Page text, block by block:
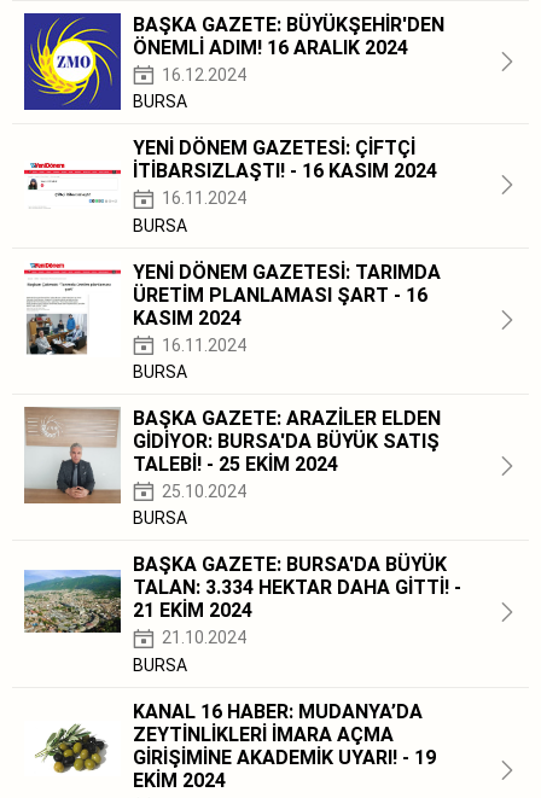
BAŞKA GAZETE: BÜYÜKŞEHİR'DEN
ÖNEMLİ ADIM! 16 ARALIK 2024
16.12.2024
BURSA
YENİ DÖNEM GAZETESİ: ÇİFTÇİ
İTİBARSIZLAŞTI! - 16 KASIM 2024
16.11.2024
BURSA
YENİ DÖNEM GAZETESİ: TARIMDA
ÜRETİM PLANLAMASI ŞART - 16
KASIM 2024
16.11.2024
BURSA
BAŞKA GAZETE: ARAZİLER ELDEN
GİDİYOR: BURSA'DA BÜYÜK SATIŞ
TALEBİ! - 25 EKİM 2024
25.10.2024
BURSA
BAŞKA GAZETE: BURSA'DA BÜYÜK
TALAN: 3.334 HEKTAR DAHA GİTTİ! -
21 EKİM 2024
21.10.2024
BURSA
KANAL 16 HABER: MUDANYA’DA
ZEYTİNLİKLERİ İMARA AÇMA
GİRİŞİMİNE AKADEMİK UYARI! - 19
EKİM 2024